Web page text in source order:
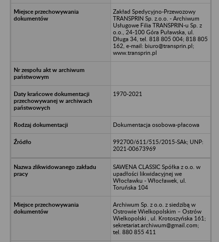
Zakład Spedycyjno-Przewozowy
TRANSPRIN Sp. z.o.o. - Archiwum
Usługowe Filia TRANSPRIN-u Sp. z
o.o., 24-100 Góra Puławska, ul.
Długa 34, tel. 818 805 004; 818 805
162, e-mail: biuro@transprin.pl;
www.transprin.pl
1970-2021
Dokumentacja osobowa-płacowa
992700/611/515/2015-SAk; UNP:
2021-00673969
SAWENA CLASSIC Spółka z o.o. w
upadłości likwidacyjnej we
Włocławku - Włocławek, ul.
Toruńska 104
Archiwum Sp. z o.o. z siedzibą w
Ostrowie Wielkopolskim – Ostrów
Wielkopolski , ul. Krotoszyńska 161;
sekretariat.archiwum@gmail.com;
tel. 880 855 411